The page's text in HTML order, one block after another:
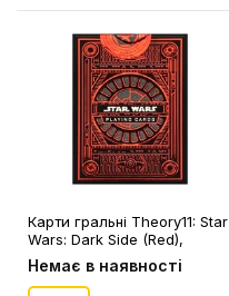
Карти гральні Theory11: Star
Wars: Dark Side (Red),
(120032)
Немає в наявності